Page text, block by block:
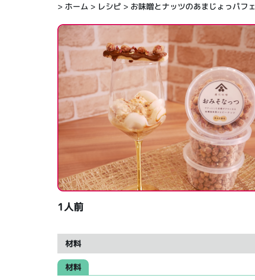
> ホーム > レシピ > お味噌とナッツのあまじょっパフェ
1人前
材料
材料